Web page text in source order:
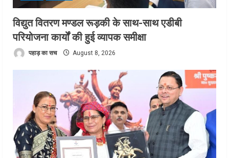
विद्युत वितरण मण्डल रूड़की के साथ-साथ एडीबी
परियोजना कार्यों की हुई व्यापक समीक्षा
पहाड़ का सच August 8, 2026